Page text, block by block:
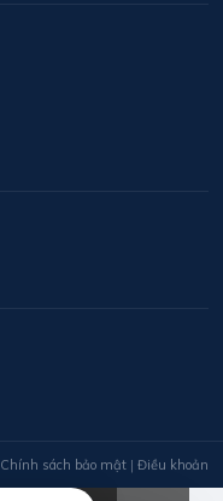
Chính sách bảo mật | Điều khoản